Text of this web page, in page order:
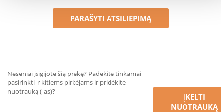
PARAŠYTI ATSILIEPIMĄ
Neseniai įsigijote šią prekę? Padėkite tinkamai
pasirinkti ir kitiems pirkėjams ir pridėkite
nuotrauką (-as)?
ĮKELTI
NUOTRAUKĄ